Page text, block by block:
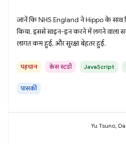
जानें कि NHS England ने Hippo के
किया. इससे साइन-इन करने में लगने
लागत कम हुई, और सुरक्षा बेहतर हुई.
पहचान केस स्टडी JavaScript
पासकी
Yu Tsuno,